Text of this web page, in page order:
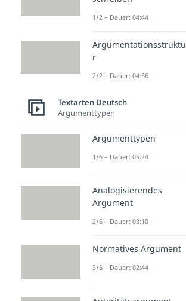
1/2 – Dauer: 04:44
Argumentationsstruktu
r
2/2 – Dauer: 04:56
Textarten Deutsch
Argumenttypen
Argumenttypen
1/6 – Dauer: 05:24
Analogisierendes
Argument
2/6 – Dauer: 03:10
Normatives Argument
3/6 – Dauer: 02:44